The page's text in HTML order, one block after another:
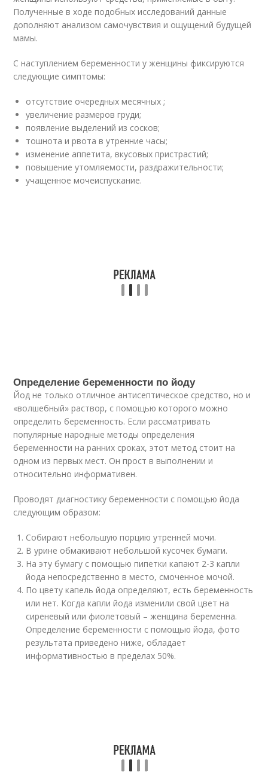
Полученные в ходе подобных исследований данные
дополняют анализом самочувствия и ощущений будущей
мамы.
С наступлением беременности у женщины фиксируются
следующие симптомы:
отсутствие очередных месячных ;
увеличение размеров груди;
появление выделений из сосков;
тошнота и рвота в утренние часы;
изменение аппетита, вкусовых пристрастий;
повышение утомляемости, раздражительности;
учащенное мочеиспускание.
Определение беременности по йоду
Йод не только отличное антисептическое средство, но и
«волшебный» раствор, с помощью которого можно
определить беременность. Если рассматривать
популярные народные методы определения
беременности на ранних сроках, этот метод стоит на
одном из первых мест. Он прост в выполнении и
относительно информативен.
Проводят диагностику беременности с помощью йода
следующим образом:
Собирают небольшую порцию утренней мочи.
В урине обмакивают небольшой кусочек бумаги.
На эту бумагу с помощью пипетки капают 2-3 капли
йода непосредственно в место, смоченное мочой.
По цвету капель йода определяют, есть беременность
или нет. Когда капли йода изменили свой цвет на
сиреневый или фиолетовый – женщина беременна.
Определение беременности с помощью йода, фото
результата приведено ниже, обладает
информативностью в пределах 50%.